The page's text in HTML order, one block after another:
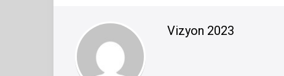
Vizyon 2023